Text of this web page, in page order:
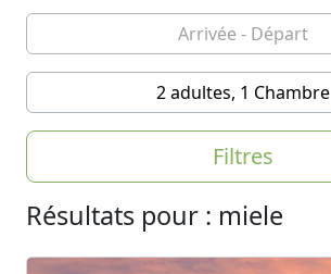
2 adultes, 1 Chambre
Filtres
Résultats pour : miele